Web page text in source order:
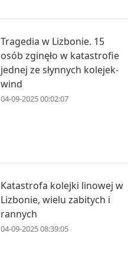
Tragedia w Lizbonie. 15
osób zginęło w katastrofie
jednej ze słynnych kolejek-
wind
04-09-2025 00:02:07
Katastrofa kolejki linowej w
Lizbonie, wielu zabitych i
rannych
04-09-2025 08:39:05